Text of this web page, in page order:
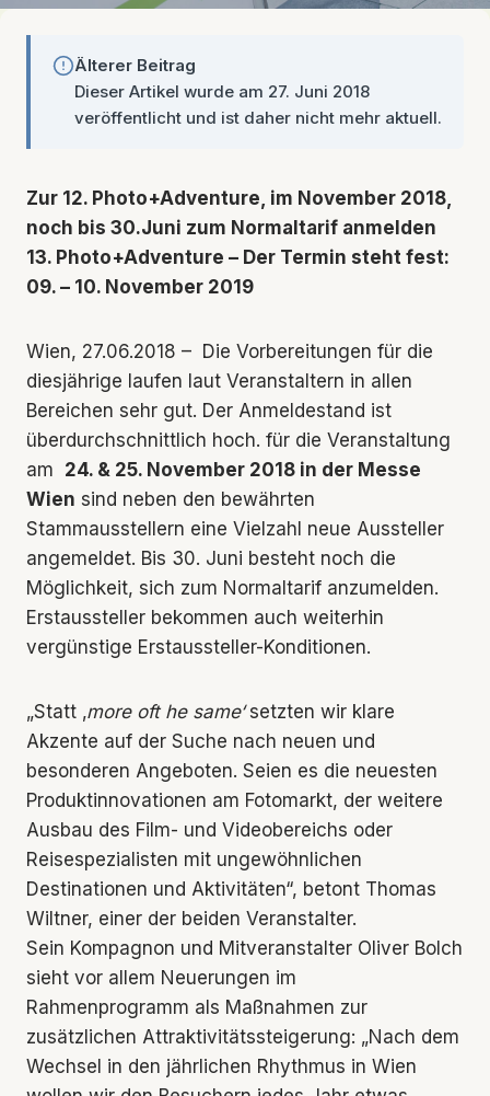
Älterer Beitrag
Dieser Artikel wurde am 27. Juni 2018
veröffentlicht und ist daher nicht mehr aktuell.
Zur 12. Photo+Adventure, im November 2018,
noch bis 30.Juni zum Normaltarif anmelden
13. Photo+Adventure – Der Termin steht fest:
09. – 10. November 2019
Wien, 27.06.2018 – Die Vorbereitungen für die
diesjährige laufen laut Veranstaltern in allen
Bereichen sehr gut. Der Anmeldestand ist
überdurchschnittlich hoch. für die Veranstaltung
am 24. & 25. November 2018 in der Messe
Wien sind neben den bewährten
Stammausstellern eine Vielzahl neue Aussteller
angemeldet. Bis 30. Juni besteht noch die
Möglichkeit, sich zum Normaltarif anzumelden.
Erstaussteller bekommen auch weiterhin
vergünstige Erstaussteller-Konditionen.
„Statt ‚more oft he same‘setzten wir klare
Akzente auf der Suche nach neuen und
besonderen Angeboten. Seien es die neuesten
Produktinnovationen am Fotomarkt, der weitere
Ausbau des Film- und Videobereichs oder
Reisespezialisten mit ungewöhnlichen
Destinationen und Aktivitäten“, betont Thomas
Wiltner, einer der beiden Veranstalter.
Sein Kompagnon und Mitveranstalter Oliver Bolch
sieht vor allem Neuerungen im
Rahmenprogramm als Maßnahmen zur
zusätzlichen Attraktivitätssteigerung: „Nach dem
Wechsel in den jährlichen Rhythmus in Wien